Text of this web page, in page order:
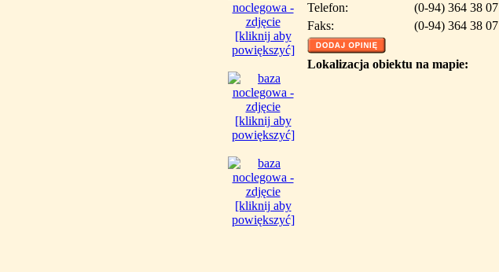
[kliknij aby
powiększyć]
[kliknij aby
powiększyć]
[kliknij aby
powiększyć]
Telefon:
(0-94) 364 38 07
Faks:
(0-94) 364 38 07
Lokalizacja obiektu na mapie: